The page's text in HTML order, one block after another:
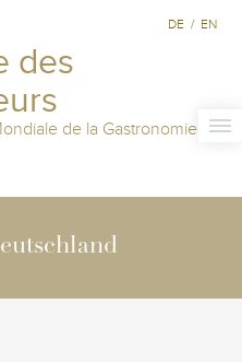
des
de la Gastronomie
DE / EN